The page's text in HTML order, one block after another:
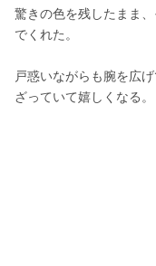
驚きの色を残したまま
でくれた。
戸惑いながらも腕を広
ざっていて嬉しくなる。